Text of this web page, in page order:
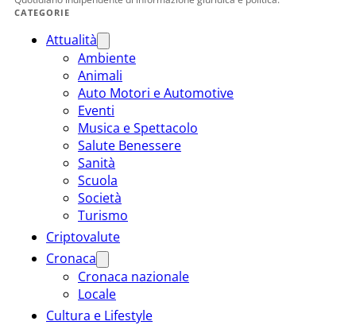
CATEGORIE
Attualità
Ambiente
Animali
Auto Motori e Automotive
Eventi
Musica e Spettacolo
Salute Benessere
Sanità
Scuola
Società
Turismo
Criptovalute
Cronaca
Cronaca nazionale
Locale
Cultura e Lifestyle